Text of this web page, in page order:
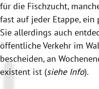
für die Fischzucht,
fast auf jeder Etappe, ein
Sie allerdings auch
öffentliche Verkehr im
bescheiden, an
existent ist (siehe Info).